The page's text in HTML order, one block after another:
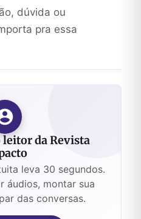
dúvida ou
pra essa
da Revista
leva 30 segundos.
áudios, montar sua
das conversas.